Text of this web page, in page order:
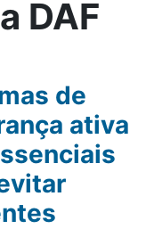
DAF
de
ativa